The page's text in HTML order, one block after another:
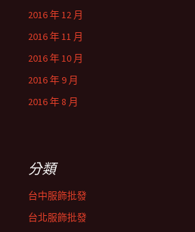
2016 年 12 月
2016 年 11 月
2016 年 10 月
2016 年 9 月
2016 年 8 月
分類
台中服飾批發
台北服飾批發